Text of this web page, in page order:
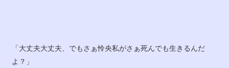
「大丈夫大丈夫、でもさぁ怜央私がさぁ死んでも生きるんだ
よ？」